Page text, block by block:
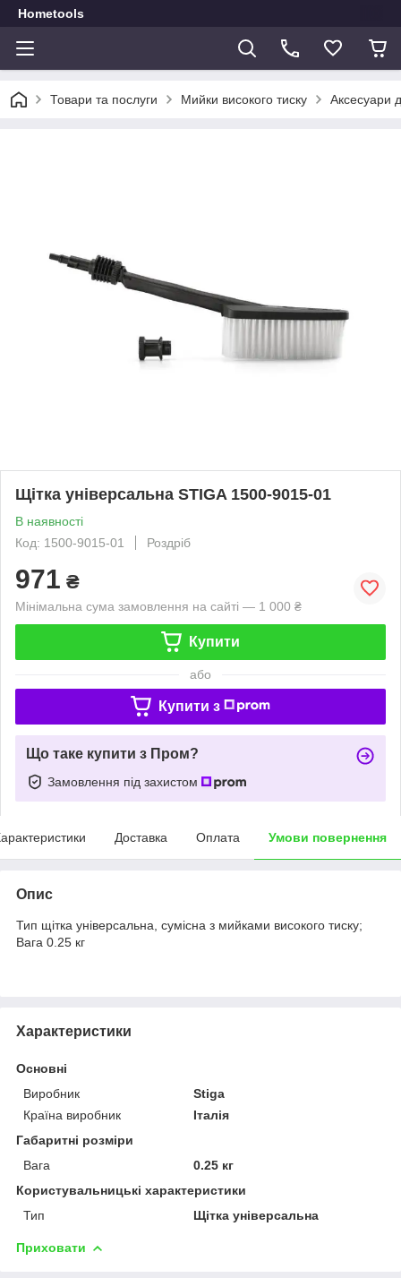
Hometools
Товари та послуги Мийки високого тиску Аксесуари
Щітка універсальна STIGA 1500-9015-01
В наявності
Код: 1500-9015-01
Роздріб
971 ₴
Мінімальна сума замовлення на сайті — 1 000 ₴
Купити
або
Купити з
Що таке купити з Пром?
Замовлення під захистом
Доставка Оплата Умови повернення
Опис
Тип щітка універсальна, сумісна з мийками високого тиску;
Вага 0.25 кг
Характеристики
Основні
Виробник
Stiga
Країна виробник
Італія
Габаритні розміри
Вага
0.25 кг
Користувальницькі характеристики
Тип
Щітка універсальна
Приховати